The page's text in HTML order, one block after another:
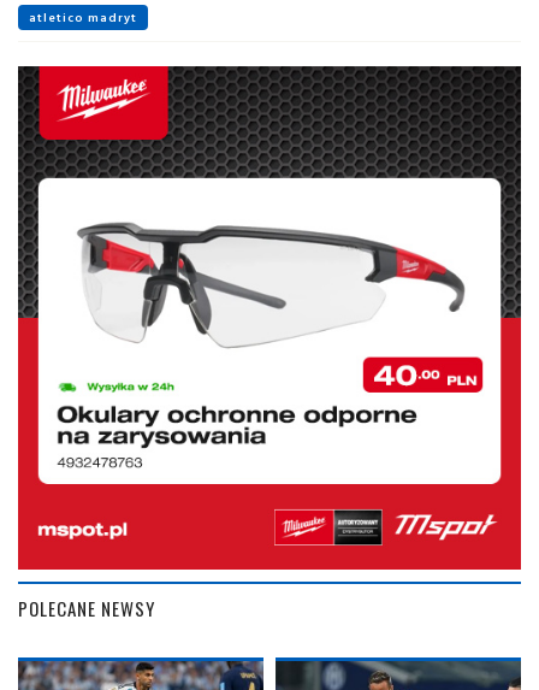
atletico madryt
POLECANE NEWSY